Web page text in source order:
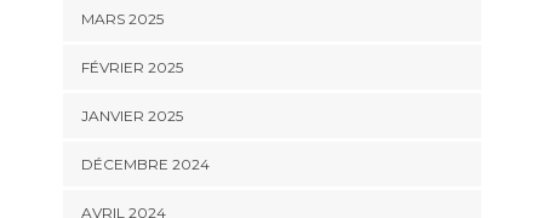
MARS 2025
FÉVRIER 2025
JANVIER 2025
DÉCEMBRE 2024
AVRIL 2024